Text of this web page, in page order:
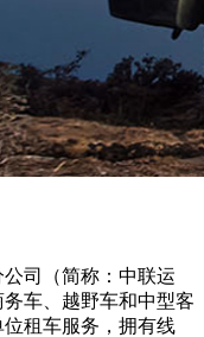
司（简称：中联运
车、越野车和中型客
租车服务，拥有线